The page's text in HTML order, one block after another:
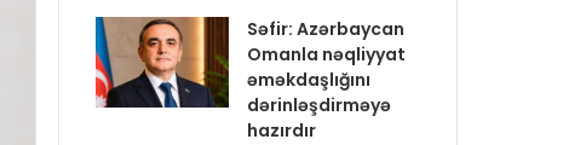
Səfir: Azərbaycan
Omanla nəqliyyat
əməkdaşlığını
dərinləşdirməyə
hazırdır